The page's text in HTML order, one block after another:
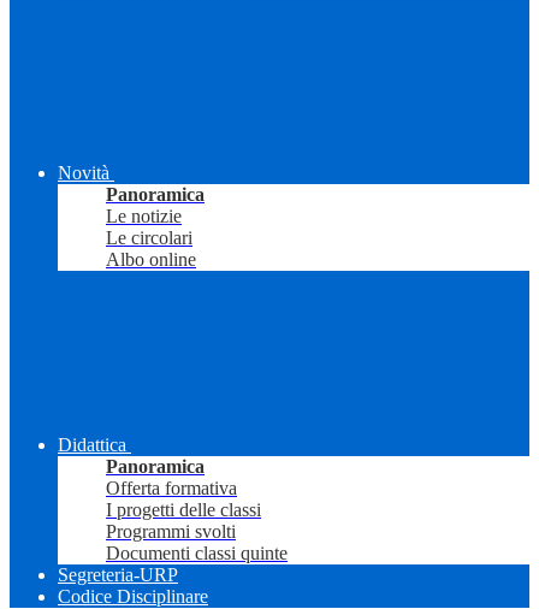
Novità
Panoramica
Le notizie
Le circolari
Albo online
Didattica
Panoramica
Offerta formativa
I progetti delle classi
Programmi svolti
Documenti classi quinte
Segreteria-URP
Codice Disciplinare